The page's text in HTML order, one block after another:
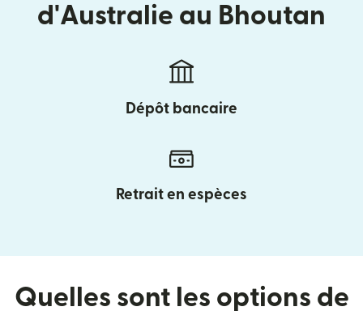
d'Australie au Bhoutan
Dépôt bancaire
Retrait en espèces
Quelles sont les options de